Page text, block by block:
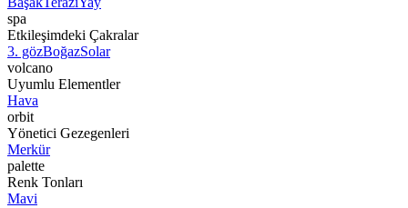
spa
Etkileşimdeki Çakralar
3. gözBoğazSolar
volcano
Uyumlu Elementler
Hava
orbit
Yönetici Gezegenleri
Merkür
palette
Renk Tonları
Mavi